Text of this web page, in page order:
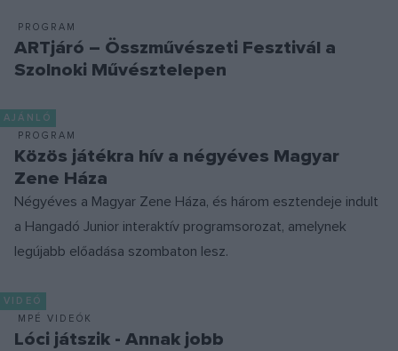
PROGRAM
ARTjáró – Összművészeti Fesztivál a
Szolnoki Művésztelepen
AJÁNLÓ
PROGRAM
Közös játékra hív a négyéves Magyar
Zene Háza
Négyéves a Magyar Zene Háza, és három esztendeje indult
a Hangadó Junior interaktív programsorozat, amelynek
legújabb előadása szombaton lesz.
VIDEÓ
MPÉ VIDEÓK
Lóci játszik - Annak jobb